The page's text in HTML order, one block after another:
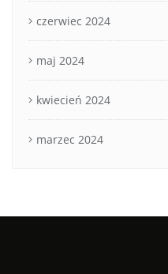
czerwiec 2024
maj 2024
kwiecień 2024
marzec 2024